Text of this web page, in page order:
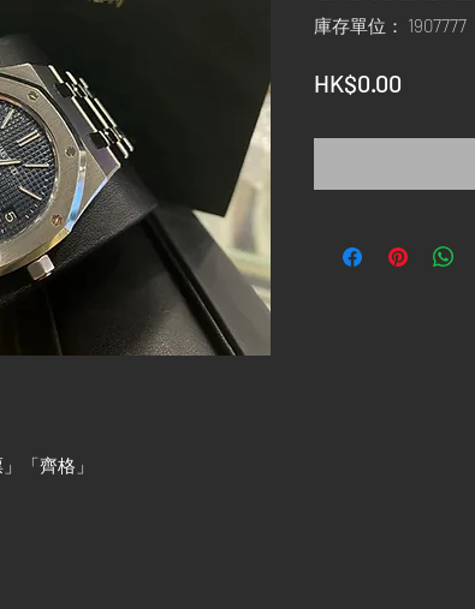
「齊格」
庫存單位： 1907777
HK$0.00